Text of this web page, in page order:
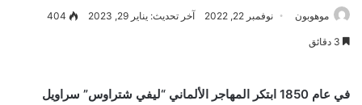
موهوبون نوفمبر 22, 2022 آخر تحديث: يناير 29, 2023 404
في عام 1850 ابتكر المهاجر الألماني “ليفي شتراوس” سراويل